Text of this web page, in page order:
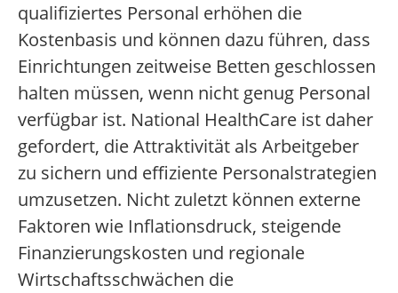
qualifiziertes Personal erhöhen die
Kostenbasis und können dazu führen, dass
Einrichtungen zeitweise Betten geschlossen
halten müssen, wenn nicht genug Personal
verfügbar ist. National HealthCare ist daher
gefordert, die Attraktivität als Arbeitgeber
zu sichern und effiziente Personalstrategien
umzusetzen. Nicht zuletzt können externe
Faktoren wie Inflationsdruck, steigende
Finanzierungskosten und regionale
Wirtschaftsschwächen die